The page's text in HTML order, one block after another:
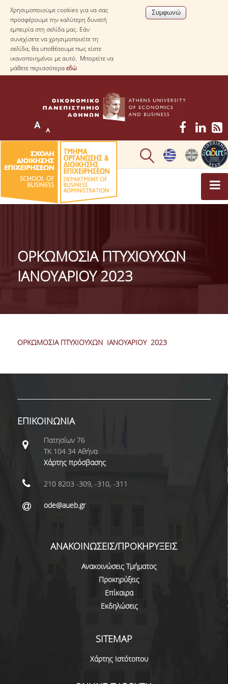
Χρησιμοποιούμε cookies για να σας
προσφέρουμε την καλύτερη δυνατή
εμπειρία στη σελίδα μας. Εάν
συνεχίσετε να χρησιμοποιείτε τη
σελίδα, θα υποθέσουμε πως είστε
ικανοποιημένοι με αυτό. Μπορείτε να
μάθετε περισσότεραεδώ
ΤΟ ΤΜΗΜΑ
ΧΑΙΡΕΤΙΣΜΟΣ ΠΡΟΕΔΡΟΥ
ΑΝΘΡΩΠΙΝΟ ΔΥΝΑΜΙΚΟ
ΜΕΛΗ ΔΕΠ
ΜΕΛΗ Ε.ΔΙ.Π
ΔΙΟΙΚΗΤΙΚΟ ΠΡΟΣΩΠΙΚΟ
ΠΡΟΣΩΠΙΚΟΥ
ΠΡΟΠΤΥΧΙΑΚΕΣ ΣΠΟΥΔΕΣ
ΟΔΗΓΟΣ ΣΠΟΥΔΩΝ
ΠΡΟΓΡΑΜΜΑ ΣΠΟΥΔΩΝ
ΜΑΘΗΜΑΤΑ ΠΡΟΓΡΑΜΜΑΤΟΣ ΣΠΟΥΔΩΝ
ΟΡΚΩΜΟΣΙΑ ΠΤΥΧΙΟΥΧΩΝ
ΙΑΝΟΥΑΡΙΟΥ 2023
ΟΡΚΩΜΟΣΙΑ ΠΤΥΧΙΟΥΧΩΝ ΙΑΝΟΥΑΡΙΟΥ 2023
ΕΠΙΚΟΙΝΩΝΙΑ
Πατησίων 76
ΤΚ 104 34 Αθήνα
Χάρτης πρόσβασης
210 8203 -309, -310, -311
ode@aueb.gr
ΑΝΑΚΟΙΝΩΣΕΙΣ/ΠΡΟΚΗΡΥΞΕΙΣ
Ανακοινώσεις Τμήματος
Προκηρύξεις
Επίκαιρα
Εκδηλώσεις
SITEMAP
Χάρτης Ιστότοπου